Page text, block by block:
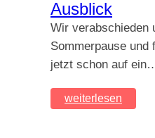
Ausblick
Wir verabschieden
Sommerpause und
jetzt schon auf
weiterlesen